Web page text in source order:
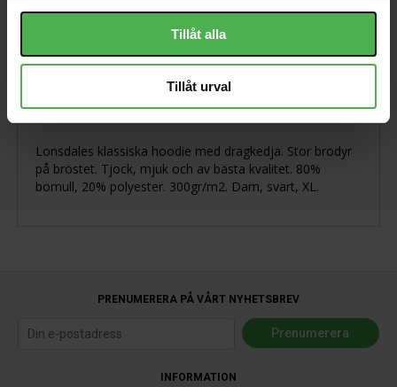
Tillåt alla
Tillåt urval
Produktbeskrivning
Visa orginaltexten
Lonsdales klassiska hoodie med dragkedja. Stor brodyr
på bröstet. Tjock, mjuk och av bästa kvalitet. 80%
bomull, 20% polyester. 300gr/m2. Dam, svart, XL.
PRENUMERERA PÅ VÅRT NYHETSBREV
INFORMATION